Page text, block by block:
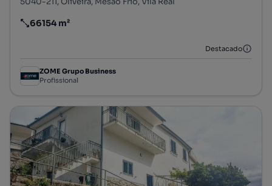
Preço por metro quadrado
66154 m²
Destacado
ZOME Grupo Business
Profissional